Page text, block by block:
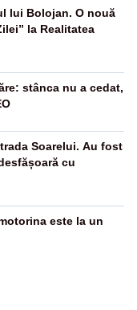
lui Bolojan. O nouă
la Realitatea
stânca nu a cedat,
Soarelui. Au fost
cu
este la un